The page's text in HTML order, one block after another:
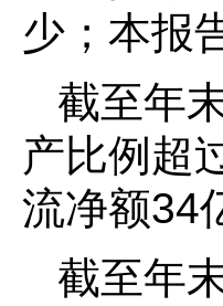
少；本报
截至年
产比例超
流净额34
截至年